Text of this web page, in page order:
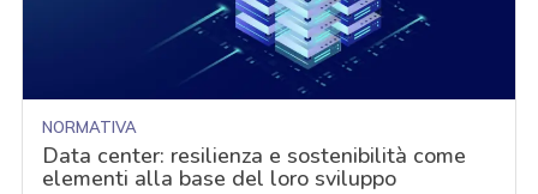
NORMATIVA
Data center: resilienza e sostenibilità come
elementi alla base del loro sviluppo